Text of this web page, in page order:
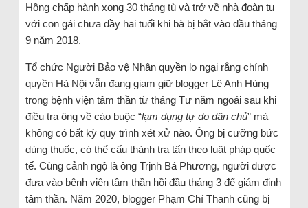
Hồng chấp hành xong 30 tháng tù và trở về nhà đoàn tụ
với con gái chưa đầy hai tuổi khi bà bị bắt vào đầu tháng
9 năm 2018.
Tổ chức Người Bảo vệ Nhân quyền lo ngại rằng chính
quyền Hà Nội vẫn đang giam giữ blogger Lê Anh Hùng
trong bệnh viện tâm thần từ tháng Tư năm ngoái sau khi
điều tra ông về cáo buộc “lạm dụng tự do dân chủ” mà
không có bất kỳ quy trình xét xử nào. Ông bị cưỡng bức
dùng thuốc, có thể cấu thành tra tấn theo luật pháp quốc
tế. Cùng cảnh ngộ là ông Trịnh Bá Phương, người được
đưa vào bệnh viện tâm thần hồi đầu tháng 3 để giám định
tâm thần. Năm 2020, blogger Phạm Chí Thanh cũng bị